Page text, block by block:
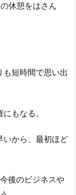
休憩をはさん
も短時間で思い出
もなる。
いから、最初ほど
後のビジネスや